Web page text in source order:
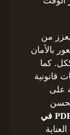
من
بالأمان
كما
قانونية
على
نموذج وثيقة عقد زواج PDF في